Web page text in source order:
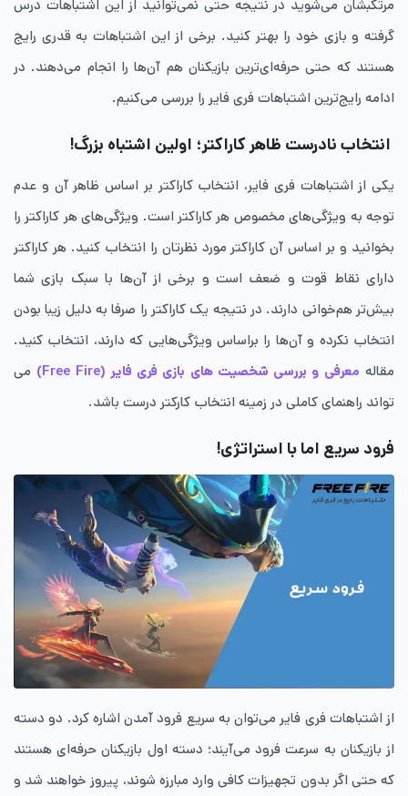
مرتکبشان می‌شوید در نتیجه حتی نمی‌توانید از این اشتباهات درس
گرفته و بازی خود را بهتر کنید. برخی از این اشتباهات به قدری رایج
هستند که حتی حرفه‌ای‌ترین بازیکنان هم آن‌ها را انجام می‌دهند. در
ادامه رایج‌ترین اشتباهات فری فایر را بررسی می‌کنیم.
انتخاب نادرست ظاهر کاراکتر؛ اولین اشتباه بزرگ!
یکی از اشتباهات فری فایر، انتخاب کاراکتر بر اساس ظاهر آن و عدم
توجه به ویژگی‌های مخصوص هر کاراکتر است. ویژگی‌های هر کاراکتر را
بخوانید و بر اساس آن کاراکتر مورد نظرتان را انتخاب کنید. هر کاراکتر
دارای نقاط قوت و ضعف است و برخی از آن‌ها با سبک بازی شما
بیش‌تر هم‌خوانی دارند. در نتیجه یک کاراکتر را صرفا به دلیل زیبا بودن
انتخاب نکرده و آن‌ها را براساس ویژگی‌هایی که دارند، انتخاب کنید.
مقاله معرفی و بررسی شخصیت های بازی فری فایر (Free Fire)
می
تواند راهنمای کاملی در زمینه انتخاب کارکتر درست باشد.
فرود سریع اما با استراتژی!
از اشتباهات فری فایر می‌توان به سریع فرود آمدن اشاره کرد. دو دسته
از بازیکنان به سرعت فرود می‌آیند؛ دسته اول بازیکنان حرفه‌ای هستند
که حتی اگر بدون تجهیزات کافی وارد مبارزه شوند، پیروز خواهند شد و